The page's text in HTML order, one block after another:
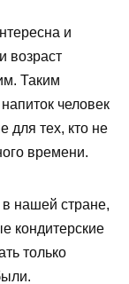
и
возраст
Таким
человек
для тех, кто не
времени.
нашей стране,
кондитерские
только